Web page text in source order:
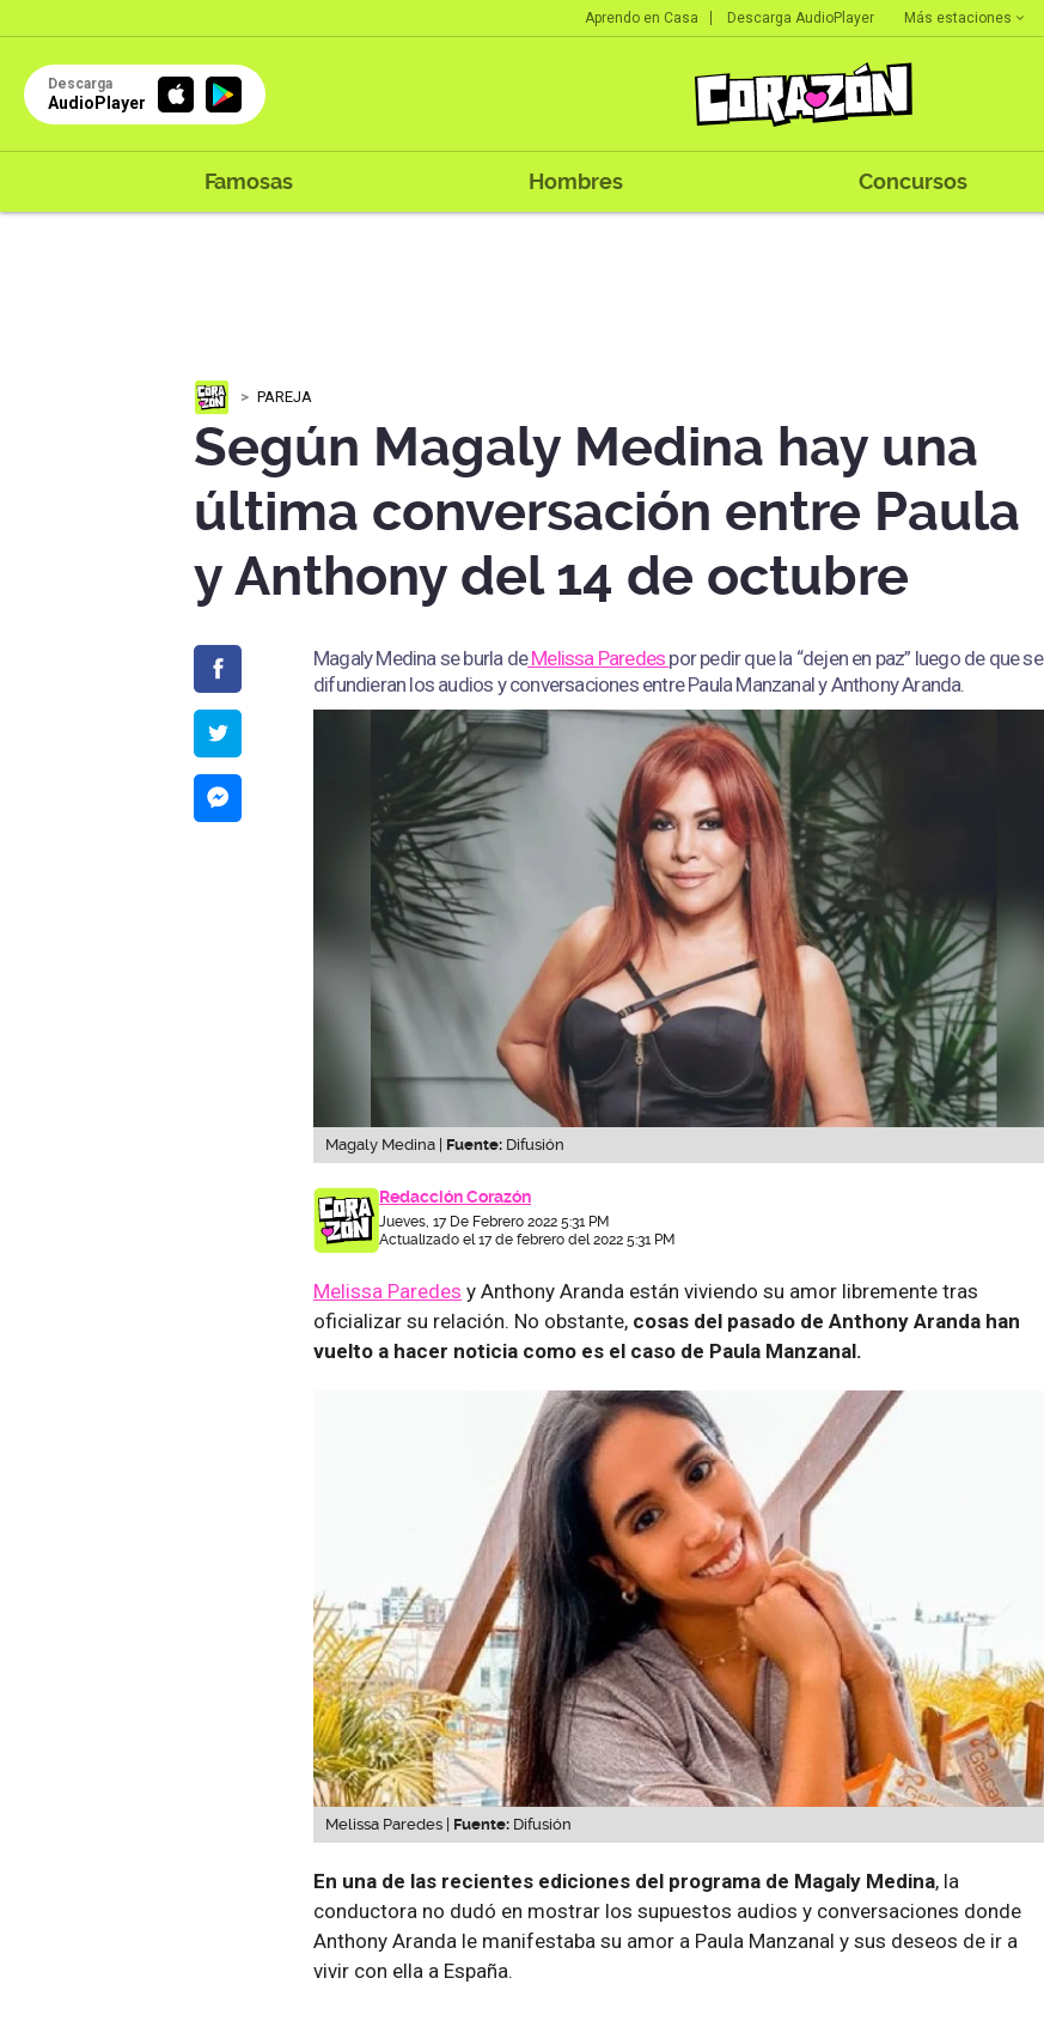
Aprendo en Casa Descarga AudioPlayer Más estaciones
Descarga
AudioPlayer
Famosas Hombres Concursos
PAREJA
Según Magaly Medina hay una
última conversación entre Paula
y Anthony del 14 de octubre
Magaly Medina se burla deMelissa Paredes por pedir que la “dejen en paz” luego de que se
difundieran los audios y conversaciones entre Paula Manzanal y Anthony Aranda.
Magaly Medina | Fuente: Difusión
Redacción Corazón
Jueves, 17 De Febrero 2022 5:31 PM
Actualizado el 17 de febrero del 2022 5:31 PM
Melissa Paredes y Anthony Aranda están viviendo su amor libremente tras
oficializar su relación. No obstante, cosas del pasado de Anthony Aranda han
vuelto a hacer noticia como es el caso de Paula Manzanal.
Melissa Paredes | Fuente: Difusión
En una de las recientes ediciones del programa de Magaly Medina, la
conductora no dudó en mostrar los supuestos audios y conversaciones donde
Anthony Aranda le manifestaba su amor a Paula Manzanal y sus deseos de ir a
vivir con ella a España.